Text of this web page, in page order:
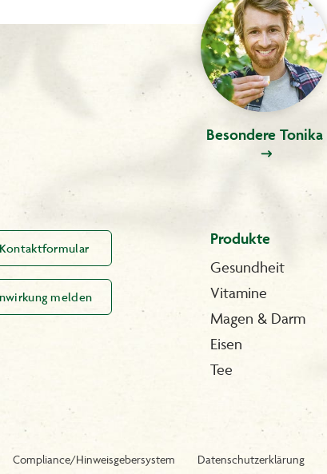
Besondere Tonika
melden
Produkte
Gesundheit
Vitamine
Magen & Darm
Eisen
Tee
Compliance/Hinweisgebersystem Datenschutzerklärung